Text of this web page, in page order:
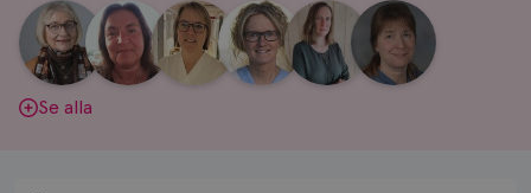
Aina
Johnsson
|
Anne
Andersson
Fredrika
Killander
|
Jeanette
Bäcklund
|
Maria
Edegran
|
Yvette
Andersson
Se alla